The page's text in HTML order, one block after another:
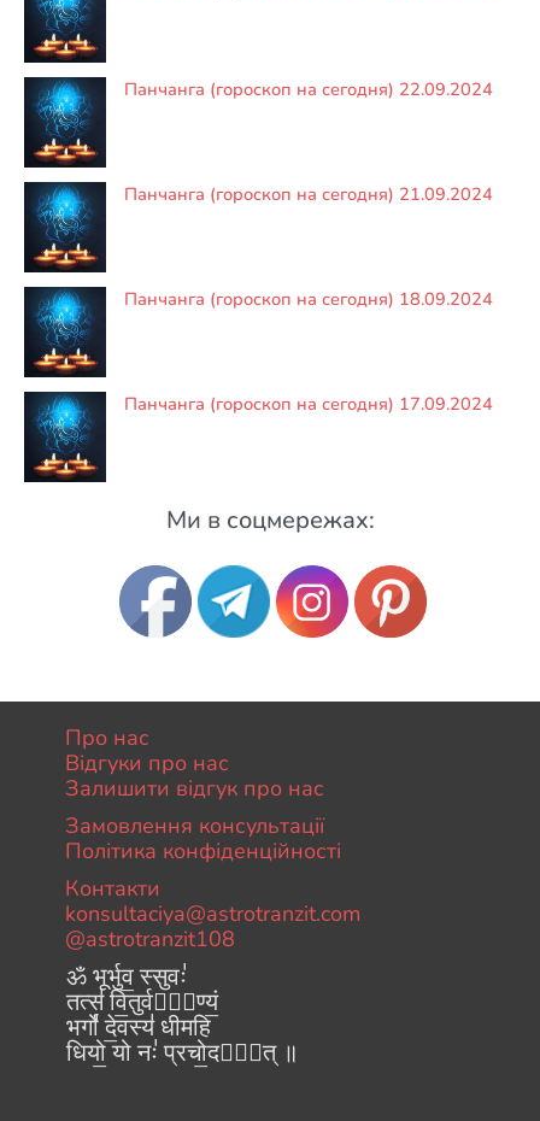
Панчанга (гороскоп на сегодня) 22.09.2024
Панчанга (гороскоп на сегодня) 21.09.2024
Панчанга (гороскоп на сегодня) 18.09.2024
Панчанга (гороскоп на сегодня) 17.09.2024
Ми в соцмережах:
Про нас
Відгуки про нас
Залишити відгук про нас
Замовлення консультації
Політика конфіденційності
Контакти
konsultaciya@astrotranzit.com
@astrotranzit108
ॐ भूर्भुव॒ स्सुवः॑
तत्स॑ वि॒तुर्वरे᳚ण्यं॒
भर्गो॑ दे॒वस्य॑ धीमहि
धियो॒ यो नः॑ प्रचो॒दया᳚त् ॥